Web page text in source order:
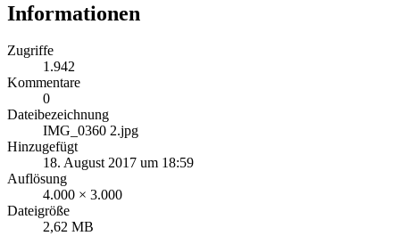
Informationen
Zugriffe
1.942
Kommentare
0
Dateibezeichnung
IMG_0360 2.jpg
Hinzugefügt
18. August 2017 um 18:59
Auflösung
4.000 × 3.000
Dateigröße
2,62 MB